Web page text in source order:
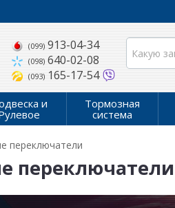
(099)913-04-34
(098)640-02-08
(093)165-17-54
и
Тормозная
система
переключатели
переключатели